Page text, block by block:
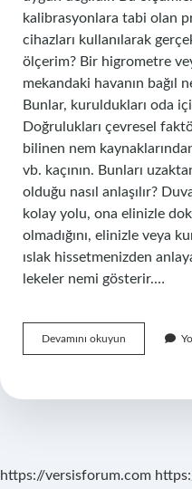
kalibrasyonlara tabi olan
cihazları kullanılarak
ölçerim? Bir higrometre
mekandaki havanın bağıl
Bunlar, kuruldukları oda
Doğrulukları çevresel
bilinen nem
vb. kaçının. Bunları
olduğu nasıl anlaşılır?
kolay yolu, ona elinizle
olmadığını, elinizle veya
ıslak hissetmenizden
lekeler nemi gösterir.…
Devamını okuyun Odadaki
Nem
Ölçülür
https://versisforum.com